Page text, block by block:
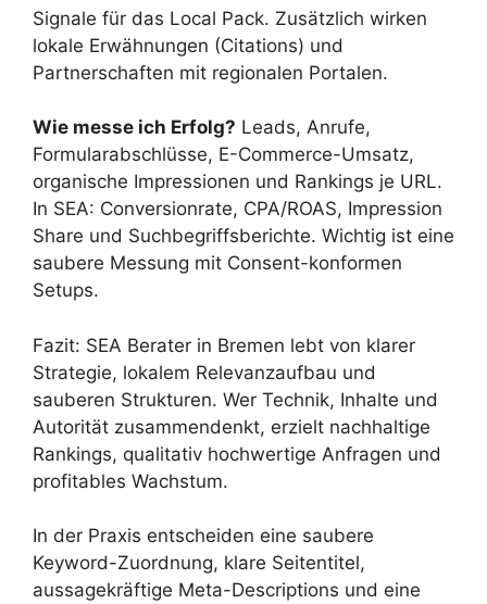
Signale für das Local Pack. Zusätzlich wirken
lokale Erwähnungen (Citations) und
Partnerschaften mit regionalen Portalen.
Wie messe ich Erfolg? Leads, Anrufe,
Formularabschlüsse, E-Commerce-Umsatz,
organische Impressionen und Rankings je URL.
In SEA: Conversionrate, CPA/ROAS, Impression
Share und Suchbegriffsberichte. Wichtig ist eine
saubere Messung mit Consent-konformen
Setups.
Fazit: SEA Berater in Bremen lebt von klarer
Strategie, lokalem Relevanzaufbau und
sauberen Strukturen. Wer Technik, Inhalte und
Autorität zusammendenkt, erzielt nachhaltige
Rankings, qualitativ hochwertige Anfragen und
profitables Wachstum.
In der Praxis entscheiden eine saubere
Keyword-Zuordnung, klare Seitentitel,
aussagekräftige Meta-Descriptions und eine